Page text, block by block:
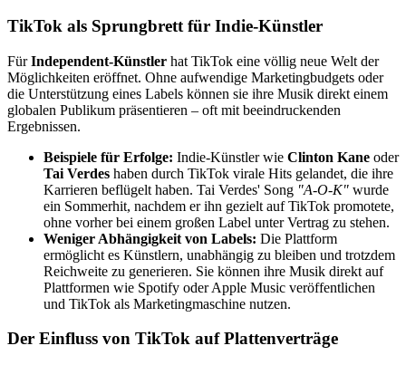
TikTok als Sprungbrett für Indie-Künstler
FürIndependent-Künstler hat TikTok eine völlig neue Welt der
Möglichkeiten eröffnet. Ohne aufwendige Marketingbudgets oder
die Unterstützung eines Labels können sie ihre Musik direkt einem
globalen Publikum präsentieren – oft mit beeindruckenden
Ergebnissen.
Beispiele für Erfolge: Indie-Künstler wie Clinton Kane oder
Tai Verdes haben durch TikTok virale Hits gelandet, die ihre
Karrieren beflügelt haben. Tai Verdes' Song "A-O-K" wurde
ein Sommerhit, nachdem er ihn gezielt auf TikTok promotete,
ohne vorher bei einem großen Label unter Vertrag zu stehen.
Weniger Abhängigkeit von Labels: Die Plattform
ermöglicht es Künstlern, unabhängig zu bleiben und trotzdem
Reichweite zu generieren. Sie können ihre Musik direkt auf
Plattformen wie Spotify oder Apple Music veröffentlichen
und TikTok als Marketingmaschine nutzen.
Der Einfluss von TikTok auf Plattenverträge